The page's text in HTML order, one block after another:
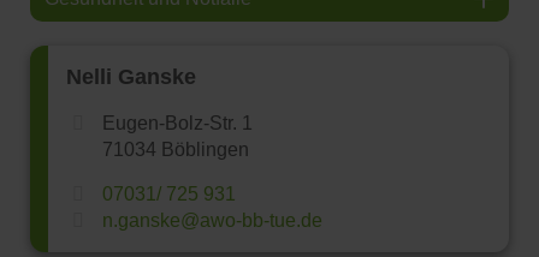
Nelli Ganske
Eugen-Bolz-Str. 1
71034 Böblingen
07031/ 725 931
n.ganske@awo-bb-tue.de